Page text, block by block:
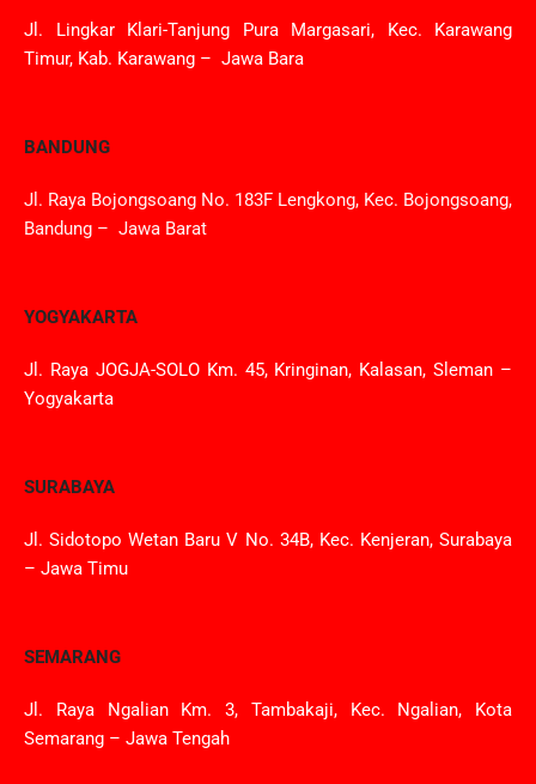
Jl. Lingkar Klari-Tanjung Pura Margasari, Kec. Karawang
Timur, Kab. Karawang – Jawa Bara
BANDUNG
Jl. Raya Bojongsoang No. 183F Lengkong, Kec. Bojongsoang,
Bandung – Jawa Barat
YOGYAKARTA
Jl. Raya JOGJA-SOLO Km. 45, Kringinan, Kalasan, Sleman –
Yogyakarta
SURABAYA
Jl. Sidotopo Wetan Baru V No. 34B, Kec. Kenjeran, Surabaya
– Jawa Timu
SEMARANG
Jl. Raya Ngalian Km. 3, Tambakaji, Kec. Ngalian, Kota
Semarang – Jawa Tengah